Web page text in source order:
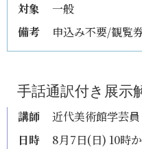
対象
一般
備考
申込み不要/観覧
手話通訳付き展示
講師
近代美術館学芸員
日時
8月7日(日) 10時